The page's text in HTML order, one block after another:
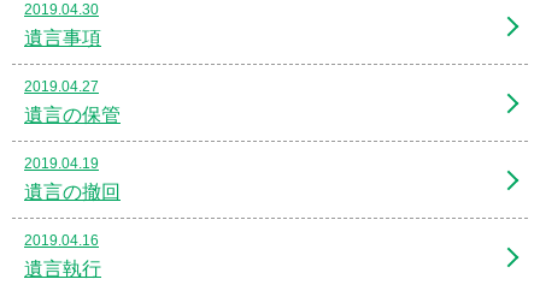
2019.04.30
遺言事項
2019.04.27
遺言の保管
2019.04.19
遺言の撤回
2019.04.16
遺言執行